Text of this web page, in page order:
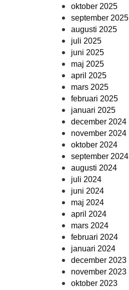
oktober 2025
september 2025
augusti 2025
juli 2025
juni 2025
maj 2025
april 2025
mars 2025
februari 2025
januari 2025
december 2024
november 2024
oktober 2024
september 2024
augusti 2024
juli 2024
juni 2024
maj 2024
april 2024
mars 2024
februari 2024
januari 2024
december 2023
november 2023
oktober 2023